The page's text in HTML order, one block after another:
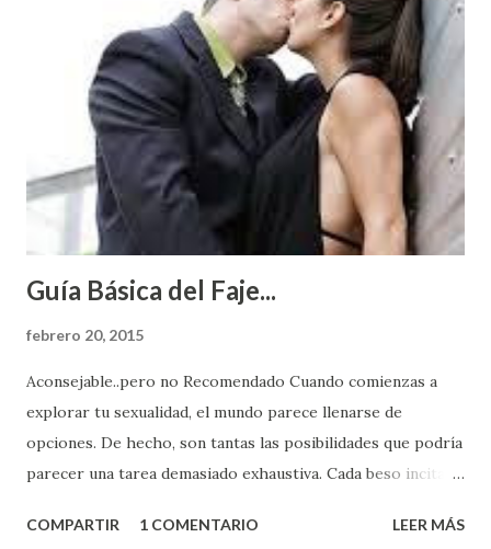
Guía Básica del Faje...
febrero 20, 2015
Aconsejable..pero no Recomendado Cuando comienzas a
explorar tu sexualidad, el mundo parece llenarse de
opciones. De hecho, son tantas las posibilidades que podría
parecer una tarea demasiado exhaustiva. Cada beso incita
partes de ti que jamás hubieras imaginado. El problema es
COMPARTIR 1 COMENTARIO LEER MÁS